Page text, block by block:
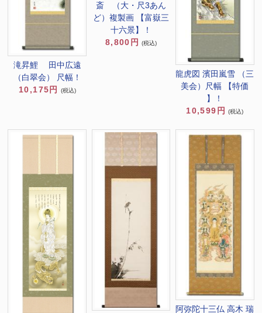
滝昇鯉 田中広遠
（白翠会） 尺幅！
10,175円
(税込)
斎 （大・尺3あん
ど）複製画 【富嶽三
十六景】！
8,800円
(税込)
龍虎図 濱田嵐雪 （三
美会）尺幅 【特価
】！
10,599円 (税込)
阿弥陀十三仏 高木 瑞